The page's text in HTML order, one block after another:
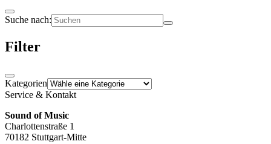
Suche nach:
Filter
Kategorien
Service & Kontakt
Sound of Music
Charlottenstraße 1
70182 Stuttgart-Mitte